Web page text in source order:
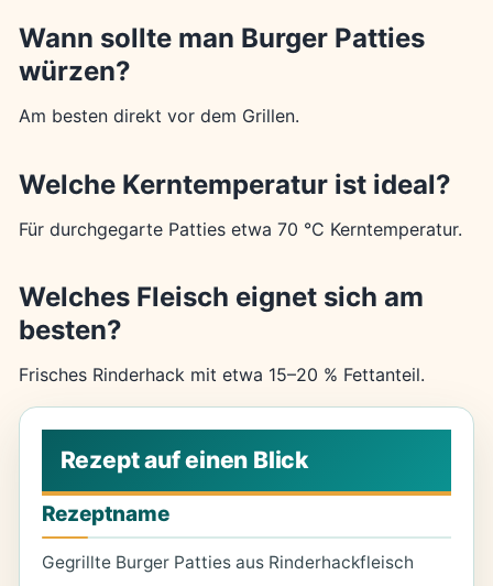
Wann sollte man Burger Patties
würzen?
Am besten direkt vor dem Grillen.
Welche Kerntemperatur ist ideal?
Für durchgegarte Patties etwa 70 °C Kerntemperatur.
Welches Fleisch eignet sich am
besten?
Frisches Rinderhack mit etwa 15–20 % Fettanteil.
Rezeptname
Gegrillte Burger Patties aus Rinderhackfleisch